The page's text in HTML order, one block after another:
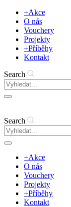
+Akce
O nás
Vouchery
Projekty
+Příběhy
Kontakt
Search
Search
+Akce
O nás
Vouchery
Projekty
+Příběhy
Kontakt